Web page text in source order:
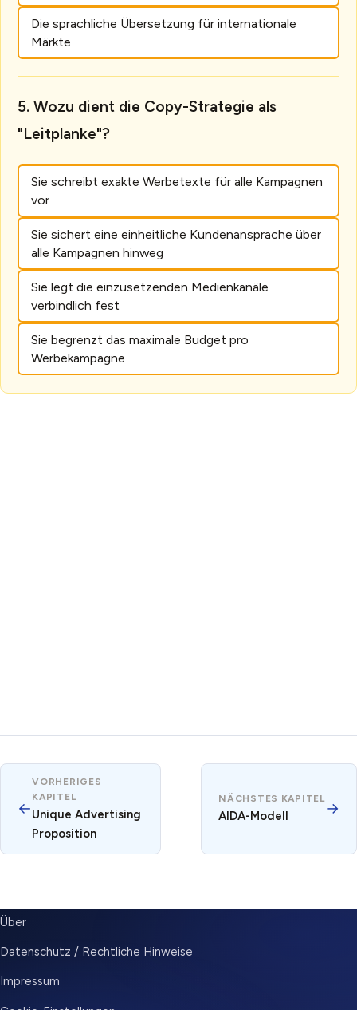
Die sprachliche Übersetzung für internationale
Märkte
Wozu dient die Copy-Strategie als
"Leitplanke"?
Sie schreibt exakte Werbetexte für alle Kampagnen
vor
Sie sichert eine einheitliche Kundenansprache über
alle Kampagnen hinweg
Sie legt die einzusetzenden Medienkanäle
verbindlich fest
Sie begrenzt das maximale Budget pro
Werbekampagne
←
VORHERIGES
KAPITEL
Unique Advertising
Proposition
NÄCHSTES KAPITEL
AIDA-Modell →
SUBMENU
Über
Datenschutz / Rechtliche Hinweise
Impressum